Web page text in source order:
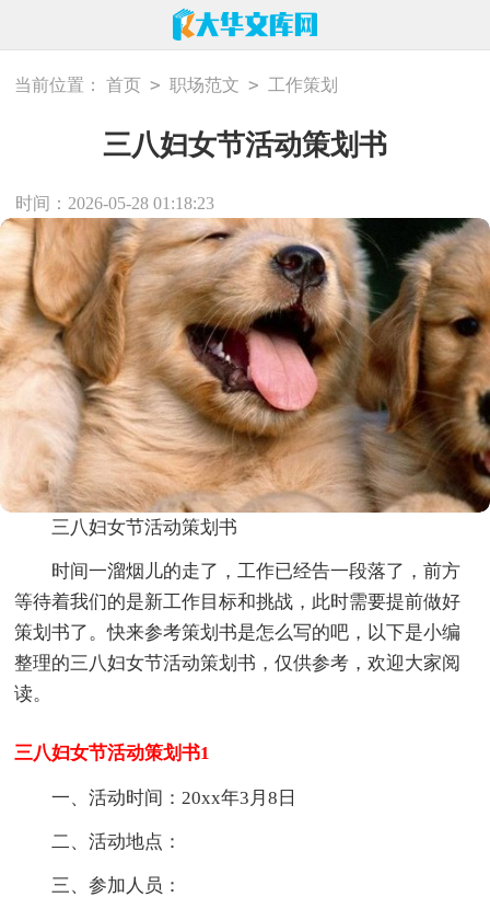
当前位置： 首页 > 职场范文 > 工作策划
三八妇女节活动策划书
时间：2026-05-28 01:18:23
三八妇女节活动策划书
时间一溜烟儿的走了，工作已经告一段落了，前方
等待着我们的是新工作目标和挑战，此时需要提前做好
策划书了。快来参考策划书是怎么写的吧，以下是小编
整理的三八妇女节活动策划书，仅供参考，欢迎大家阅
读。
三八妇女节活动策划书1
一、活动时间：20xx年3月8日
二、活动地点：
三、参加人员：